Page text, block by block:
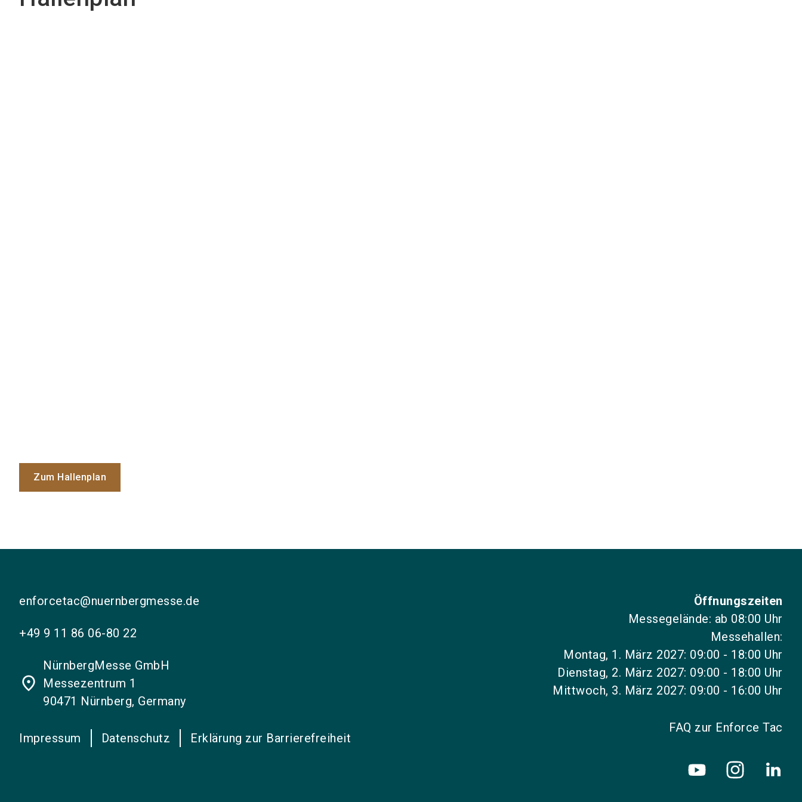
Zum Hallenplan
enforcetac@nuernbergmesse.de
+49 9 11 86 06-80 22
place
NürnbergMesse GmbH
Messezentrum 1
90471 Nürnberg, Germany
Impressum Datenschutz Erklärung zur Barrierefreiheit
Öffnungszeiten
Messegelände: ab 08:00 Uhr
Messehallen:
Montag, 1. März 2027: 09:00 - 18:00 Uhr
Dienstag, 2. März 2027: 09:00 - 18:00 Uhr
Mittwoch, 3. März 2027: 09:00 - 16:00 Uhr
FAQ zur Enforce Tac